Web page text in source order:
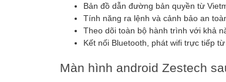
Bản đồ dẫn đường bản quyền từ
Tính năng ra lệnh và cảnh bảo an
Theo dõi toàn bộ hành trình với khả
Kết nối Bluetooth, phát wifi trực tiếp từ
Màn hình android Zestech